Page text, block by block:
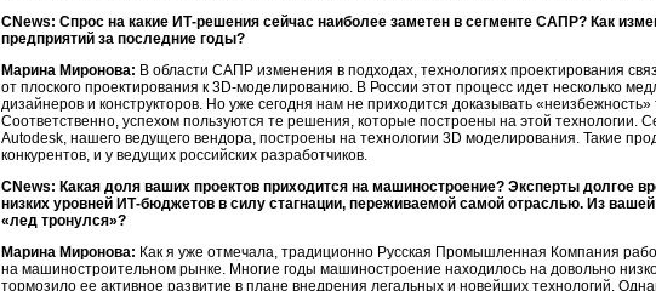
CNews: Спрос на какие ИТ-решения сейчас наиболее заметен в сегменте САПР? Как
предприятий за последние годы?
Марина Миронова: В области САПР изменения в подходах, технологиях проектирования
от плоского проектирования к 3D-моделированию. В России этот процесс идет несколько
дизайнеров и конструкторов. Но уже сегодня нам не приходится доказывать «неизбежность»
Соответственно, успехом пользуются те решения, которые построены на этой технологии.
Autodesk, нашего ведущего вендора, построены на технологии 3D моделирования. Такие
конкурентов, и у ведущих российских разработчиков.
CNews: Какая доля ваших проектов приходится на машиностроение? Эксперты долгое
низких уровней ИТ-бюджетов в силу стагнации, переживаемой самой отраслью. Из
«лед тронулся»?
Марина Миронова: Как я уже отмечала, традиционно Русская Промышленная Компания
на машиностроительном рынке. Многие годы машиностроение находилось на довольно
тормозило ее активное развитие в плане внедрения легальных и новейших технологий.